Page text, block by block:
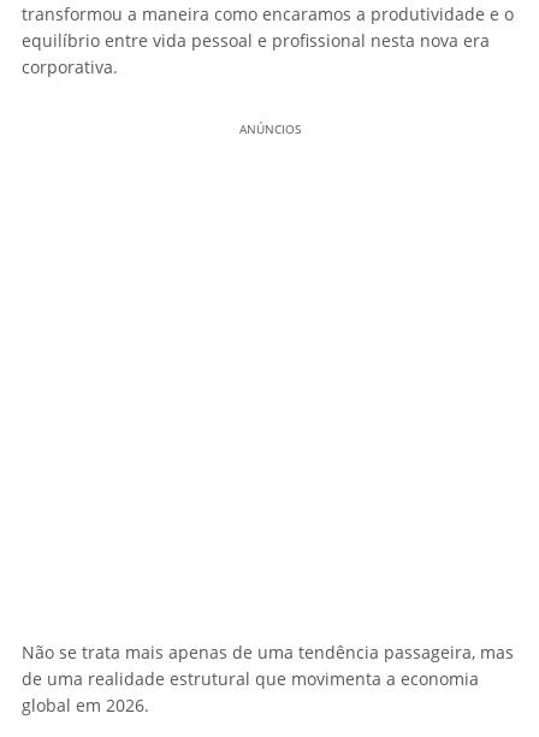
transformou a maneira como encaramos a produtividade e o
equilíbrio entre vida pessoal e profissional nesta nova era
corporativa.
ANÚNCIOS
Não se trata mais apenas de uma tendência passageira, mas
de uma realidade estrutural que movimenta a economia
global em 2026.